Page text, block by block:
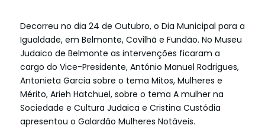
Decorreu no dia 24 de Outubro, o Dia Municipal para a
Igualdade, em Belmonte, Covilhã e Fundão. No Museu
Judaico de Belmonte as intervenções ficaram a
cargo do Vice-Presidente, António Manuel Rodrigues,
Antonieta Garcia sobre o tema Mitos, Mulheres e
Mérito, Arieh Hatchuel, sobre o tema A mulher na
Sociedade e Cultura Judaica e Cristina Custódia
apresentou o Galardão Mulheres Notáveis.